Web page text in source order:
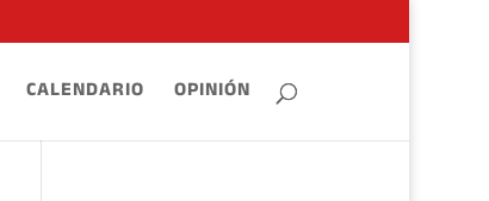
CALENDARIO OPINIÓN